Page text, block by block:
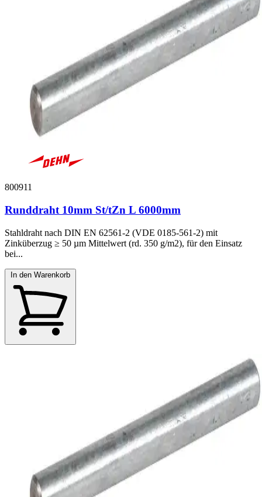
800911
Runddraht 10mm St/tZn L 6000mm
Stahldraht nach DIN EN 62561-2 (VDE 0185-561-2) mit
Zinküberzug ≥ 50 µm Mittelwert (rd. 350 g/m2), für den Einsatz
bei...
In den Warenkorb